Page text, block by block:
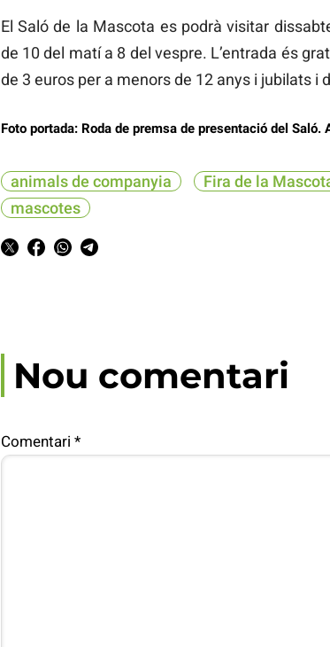
El Saló de la Mascota es podrà visitar
de 10 del matí a 8 del vespre. L’entrada és
de 3 euros per a menors de 12 anys i jubilats i
Foto portada: Roda de premsa de presentació del Saló.
animals de companyia Fira de la
mascotes
Nou comentari
Comentari *